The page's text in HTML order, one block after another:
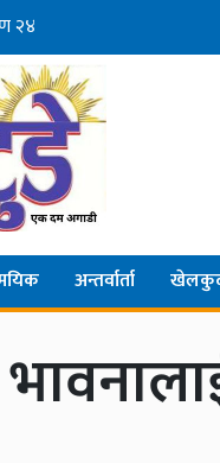
अन्तर्वार्ता